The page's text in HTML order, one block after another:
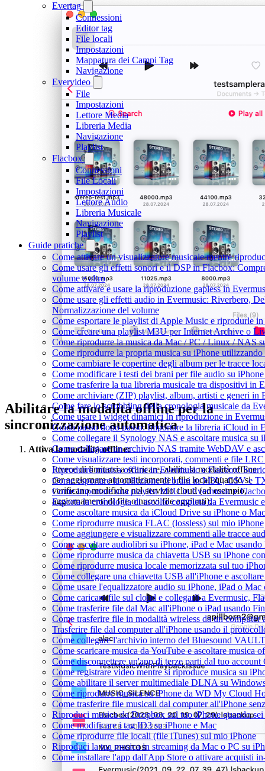
Evertag
Connessioni
Editor tag
File locali
Impostazioni
Mappatura dei Campi Tag
Navigazione
Evervideo
File
Impostazioni
Lettore Media
Libreria Media
Navigazione
Playlist
Flacbox
Connessioni
File Locali
Impostazioni
Lettore Audio
Libreria Musicale
Navigazione
Playlist
Guide pratiche
Come attivare un visualizzatore musicale mentre
Come usare gli effetti sonori e il DSP in Flacbox:
volume e altro
Come attivare e usare la riproduzione gapless in
Come usare gli effetti audio in Evermusic: Riverbero,
Normalizzazione del volume
Come esportare le playlist di Apple Music e riprodurle
Come creare una playlist M3U per Internet Archive o
Come riprodurre la musica da Mac / PC / Linux / NAS
Come riprodurre la propria musica su iPhone utilizzando
Come cambiare le copertine degli album per le tracce
Come modificare i testi dei brani per file audio su
Come trasferire la tua libreria musicale tra dispositivi in
Come archiviare (ZIP) playlist, album, artisti e generi
Come fare lo scrobbling della cronologia musicale da
Come usare i widget dinamici In riproduzione in
Guida passo dopo passo: Importare la libreria iCloud in
Come collegare il Synology NAS e ascoltare musica su
Come collegare un archivio NAS tramite WebDAV e
Come visualizzare testi incorporati, commenti e file
Riprodurre musica offline in Evermusic e Flacbox:
Come esportare la collezione di brani in M3U, CSV e
Come importare una playlist M3U in Evermusic e
Esporta la cronologia di ascolto completa da Evermusic
Come ascoltare musica da iCloud Drive su iPhone o Mac
Come riprodurre musica FLAC (lossless) sul mio iPhone
Come aggiungere e visualizzare commenti alle tracce
Come ascoltare audiolibri su iPhone, iPad e Mac
Come riprodurre musica da chiavetta USB su iPhone
Come riprodurre musica locale memorizzata sul tuo
Come collegare una chiavetta USB all'iPhone e
Come usare l'equalizzatore audio su iPhone, iPad o
Come caricare file sul cloud e collegarli a Evermusic,
Come trasferire file dal Mac all'iPhone o iPad usando
Come trasferire file in modalità wireless da un
Trasferire file dal computer all'iPhone usando il
Come collegare l'archivio interno del Bluesound
Come scaricare musica da YouTube e ascoltare musica
Come disconnettere un'app di terze parti dal tuo account
Come registrare video mentre si riproduce musica su
Come abilitare il server multimediale DLNA su
Come riprodurre musica su iPhone da WD My Cloud
Come trasferire file musicali dal computer all'iPhone
Riproduci musica da Dropbox sul tuo iPhone quando
Come modificare i tag ID3 su iPhone e Mac
Come riprodurre file locali (file iTunes) sul mio iPhone
Riproduci la tua musica in streaming da Mac o PC su
Come installare l'app dall'App Store o attivare acquisti
Abilitare la modalità offline per la
sincronizzazione automatica
Attiva la modalità offline:
Invece di limitarsi a scaricare, abilita la modalità offline
per aggiornare automaticamente i file locali quando si
verificano modifiche nel servizio cloud (ad esempio,
aggiornamenti di file o nuovi file aggiunti).